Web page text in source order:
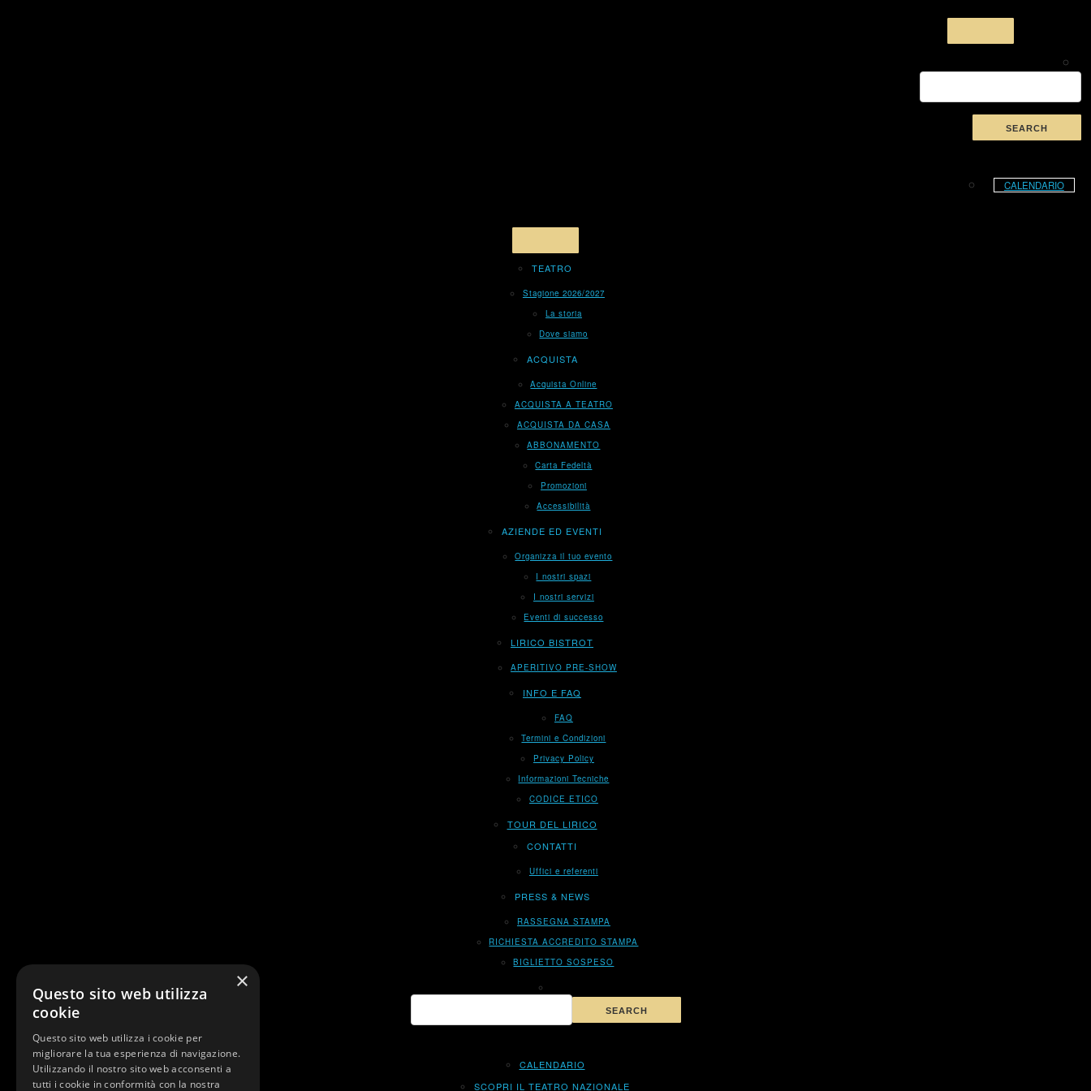
CALENDARIO
TEATRO
Stagione 2026/2027
La storia
Dove siamo
ACQUISTA
Acquista Online
ACQUISTA A TEATRO
ACQUISTA DA CASA
ABBONAMENTO
Carta Fedeltà
Promozioni
Accessibilità
AZIENDE ED EVENTI
Organizza il tuo evento
I nostri spazi
I nostri servizi
Eventi di successo
LIRICO BISTROT
APERITIVO PRE-SHOW
INFO E FAQ
FAQ
Termini e Condizioni
Privacy Policy
Informazioni Tecniche
CODICE ETICO
TOUR DEL LIRICO
CONTATTI
Uffici e referenti
PRESS & NEWS
RASSEGNA STAMPA
RICHIESTA ACCREDITO STAMPA
BIGLIETTO SOSPESO
CALENDARIO
SCOPRI IL TEATRO NAZIONALE
×
Questo sito web utilizza
cookie
Questo sito web utilizza i cookie per
migliorare la tua esperienza di navigazione.
Utilizzando il nostro sito web acconsenti a
tutti i cookie in conformità con la nostra